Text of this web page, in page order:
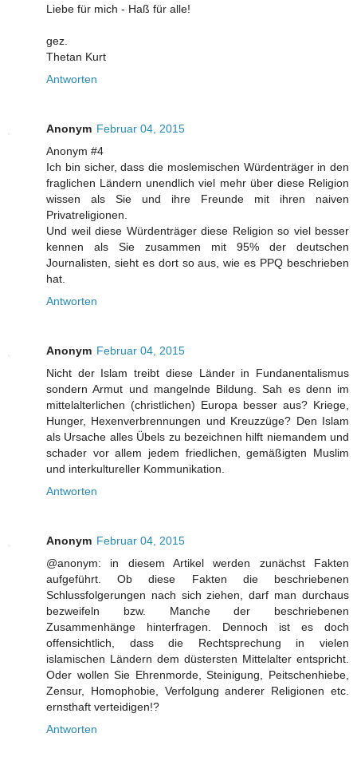
Liebe für mich - Haß für alle!
gez.
Thetan Kurt
Antworten
Anonym Februar 04, 2015
Anonym #4
Ich bin sicher, dass die moslemischen Würdenträger in den
fraglichen Ländern unendlich viel mehr über diese Religion
wissen als Sie und ihre Freunde mit ihren naiven
Privatreligionen.
Und weil diese Würdenträger diese Religion so viel besser
kennen als Sie zusammen mit 95% der deutschen
Journalisten, sieht es dort so aus, wie es PPQ beschrieben
hat.
Antworten
Anonym Februar 04, 2015
Nicht der Islam treibt diese Länder in Fundanentalismus
sondern Armut und mangelnde Bildung. Sah es denn im
mittelalterlichen (christlichen) Europa besser aus? Kriege,
Hunger, Hexenverbrennungen und Kreuzzüge? Den Islam
als Ursache alles Übels zu bezeichnen hilft niemandem und
schader vor allem jedem friedlichen, gemäßigten Muslim
und interkultureller Kommunikation.
Antworten
Anonym Februar 04, 2015
@anonym: in diesem Artikel werden zunächst Fakten
aufgeführt. Ob diese Fakten die beschriebenen
Schlussfolgerungen nach sich ziehen, darf man durchaus
bezweifeln bzw. Manche der beschriebenen
Zusammenhänge hinterfragen. Dennoch ist es doch
offensichtlich, dass die Rechtsprechung in vielen
islamischen Ländern dem düstersten Mittelalter entspricht.
Oder wollen Sie Ehrenmorde, Steinigung, Peitschenhiebe,
Zensur, Homophobie, Verfolgung anderer Religionen etc.
ernsthaft verteidigen!?
Antworten